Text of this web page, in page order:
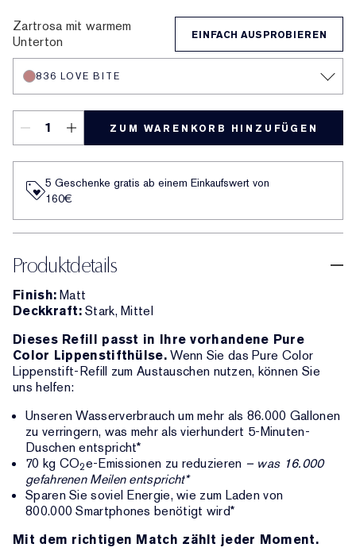
Zartrosa mit warmem
Unterton
EINFACH AUSPROBIEREN
836 LOVE BITE
ZUM WARENKORB HINZUFÜGEN
5 Geschenke gratis ab einem Einkaufswert von
160€​
Produktdetails
Finish:Matt
Deckkraft:Stark, Mittel
Dieses Refill passt in Ihre vorhandene Pure
Color Lippenstifthülse.Wenn Sie das Pure Color
Lippenstift-Refill zum Austauschen nutzen, können Sie
uns helfen:
Unseren Wasserverbrauch um mehr als 86.000 Gallonen
zu verringern, was mehr als vierhundert 5-Minuten-
Duschen entspricht*
70 kg CO2e-Emissionen zu reduzieren – was 16.000
gefahrenen Meilen entspricht*
Sparen Sie soviel Energie, wie zum Laden von
800.000 Smartphones benötigt wird*
Mit dem richtigen Match zählt jeder Moment.